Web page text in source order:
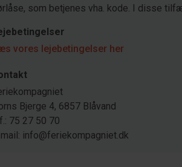
som betjenes vha. kode. I disse
vores lejebetingelser her
Bjerge 4, 6857 Blåvand
75 27 50 70
mail: info@feriekompagniet.dk